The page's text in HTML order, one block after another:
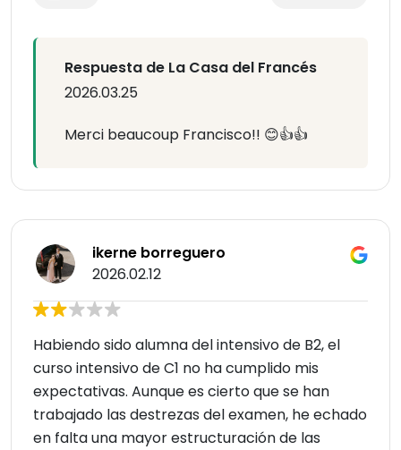
Respuesta de La Casa del Francés
2026.03.25
Merci beaucoup Francisco!! 😊👍👍
ikerne borreguero
2026.02.12
Habiendo sido alumna del intensivo de B2, el
curso intensivo de C1 no ha cumplido mis
expectativas. Aunque es cierto que se han
trabajado las destrezas del examen, he echado
en falta una mayor estructuración de las